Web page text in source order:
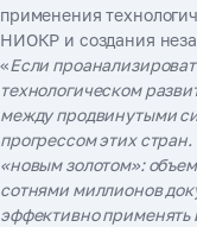
применения
НИОКР и создания
«Если
технологическом
между продвинутыми
прогрессом этих
«новым золотом»:
сотнями миллионов
эффективно применять